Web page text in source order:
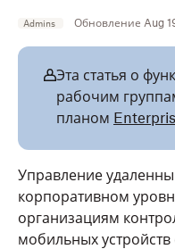
Admins Обновление Aug
Эта статья о
рабочим
планом
Управление
корпоративном
организациям
мобильных